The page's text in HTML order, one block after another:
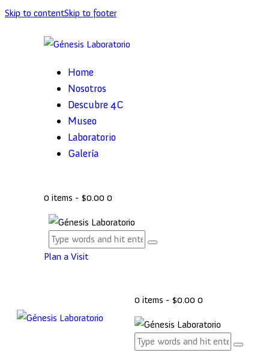
Skip to contentSkip to footer
Home
Nosotros
Descubre 4C
Museo
Laboratorio
Galería
0 items - $0.00 0
Plan a Visit
0 items - $0.00 0